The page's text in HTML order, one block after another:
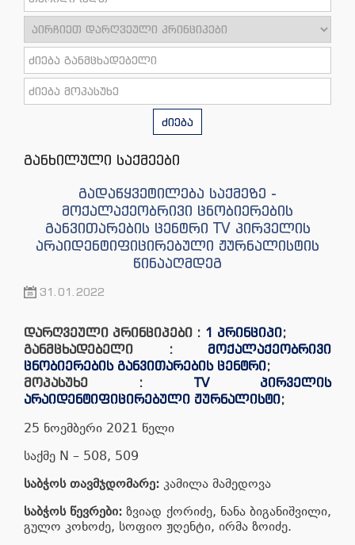
ძიება
განხილული საქმეები
გადაწყვეტილება საქმეზე -
მოქალაქეობრივი ცნობიერების
განვითარების ცენტრი TV პირველის
არაიდენტიფიცირებული ჟურნალისტის
წინააღმდეგ
31.01.2022
დარღვეული პრინციპები : 1 პრინციპი;
განმცხადებელი : მოქალაქეობრივი
ცნობიერების განვითარების ცენტრი;
მოპასუხე : TV პირველის
არაიდენტიფიცირებული ჟურნალისტი;
25 ნოემბერი 2021 წელი
საქმე N – 508, 509
საბჭოს თავმჯდომარე: კამილა მამედოვა
საბჭოს წევრები: ზვიად ქორიძე, ნანა ბიგანიშვილი,
გულო კოხოძე, სოფიო ჟღენტი, ირმა ზოიძე.